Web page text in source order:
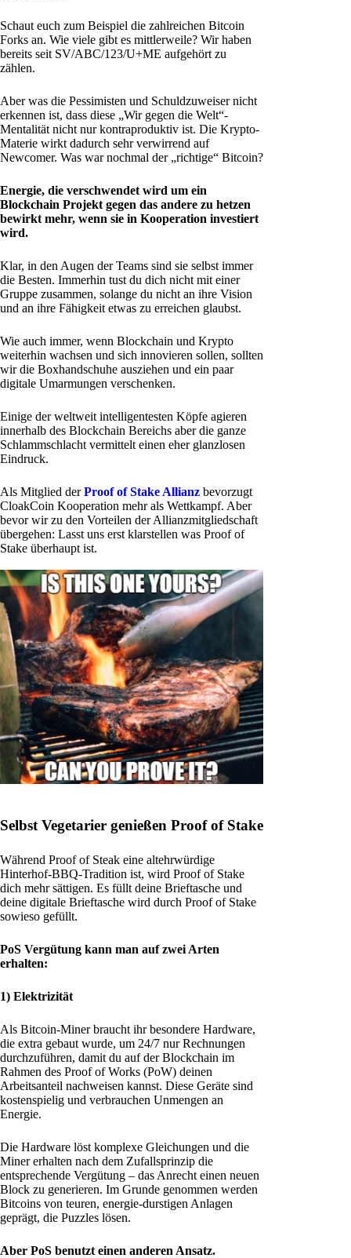
Schaut euch zum Beispiel die zahlreichen Bitcoin
Forks an. Wie viele gibt es mittlerweile? Wir haben
bereits seit SV/ABC/123/U+ME aufgehört zu
zählen.
Aber was die Pessimisten und Schuldzuweiser nicht
erkennen ist, dass diese „Wir gegen die Welt“-
Mentalität nicht nur kontraproduktiv ist. Die Krypto-
Materie wirkt dadurch sehr verwirrend auf
Newcomer. Was war nochmal der „richtige“ Bitcoin?
Energie, die verschwendet wird um ein
Blockchain Projekt gegen das andere zu hetzen
bewirkt mehr, wenn sie in Kooperation investiert
wird.
Klar, in den Augen der Teams sind sie selbst immer
die Besten. Immerhin tust du dich nicht mit einer
Gruppe zusammen, solange du nicht an ihre Vision
und an ihre Fähigkeit etwas zu erreichen glaubst.
Wie auch immer, wenn Blockchain und Krypto
weiterhin wachsen und sich innovieren sollen, sollten
wir die Boxhandschuhe ausziehen und ein paar
digitale Umarmungen verschenken.
Einige der weltweit intelligentesten Köpfe agieren
innerhalb des Blockchain Bereichs aber die ganze
Schlammschlacht vermittelt einen eher glanzlosen
Eindruck.
Als Mitglied derProof of Stake Allianz bevorzugt
CloakCoin Kooperation mehr als Wettkampf. Aber
bevor wir zu den Vorteilen der Allianzmitgliedschaft
übergehen: Lasst uns erst klarstellen was Proof of
Stake überhaupt ist.
Selbst Vegetarier genießen Proof of Stake
Während Proof of Steak eine altehrwürdige
Hinterhof-BBQ-Tradition ist, wird Proof of Stake
dich mehr sättigen. Es füllt deine Brieftasche und
deine digitale Brieftasche wird durch Proof of Stake
sowieso gefüllt.
PoS Vergütung kann man auf zwei Arten
erhalten:
1) Elektrizität
Als Bitcoin-Miner braucht ihr besondere Hardware,
die extra gebaut wurde, um 24/7 nur Rechnungen
durchzuführen, damit du auf der Blockchain im
Rahmen des Proof of Works (PoW) deinen
Arbeitsanteil nachweisen kannst. Diese Geräte sind
kostenspielig und verbrauchen Unmengen an
Energie.
Die Hardware löst komplexe Gleichungen und die
Miner erhalten nach dem Zufallsprinzip die
entsprechende Vergütung – das Anrecht einen neuen
Block zu generieren. Im Grunde genommen werden
Bitcoins von teuren, energie-durstigen Anlagen
geprägt, die Puzzles lösen.
Aber PoS benutzt einen anderen Ansatz.